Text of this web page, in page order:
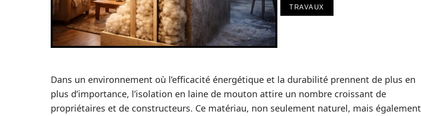
TRAVAUX
Dans un environnement où l’efficacité énergétique et la durabilité prennent de plus en
plus d’importance, l’isolation en laine de mouton attire un nombre croissant de
propriétaires et de constructeurs. Ce matériau, non seulement naturel, mais également